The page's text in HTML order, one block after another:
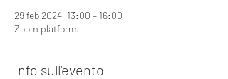
29 feb 2024, 13:00 – 16:00
Zoom platforma
Info sull'evento